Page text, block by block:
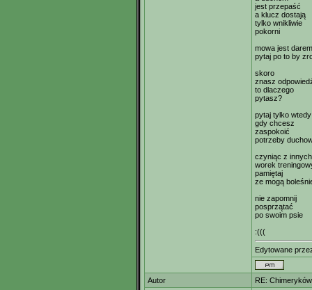
jest przepaść
a klucz dostają
tylko wnikliwie
pokorni
mowa jest darem
pytaj po to by
skoro
znasz
to dlaczego
pytasz?
pytaj tylko wtedy
gdy chcesz
zaspokoić
potrzeby
czyniąc z innych
worek
pamiętaj
ze mogą
nie zapomnij
posprzątać
po swoim psie
:(((
Edytowane
Autor
RE: